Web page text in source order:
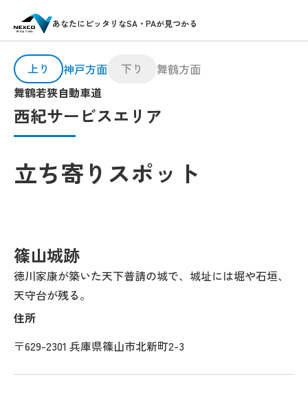
あなたにピッタリなSA・PAが見つかる
舞鶴若狭自動車道
西紀サービスエリア
上り 神戸方面 下り 舞鶴方面
立ち寄りスポット
篠山城跡
徳川家康が築いた天下普請の城で、城址には堀や石垣、
天守台が残る。
住所
〒629-2301 兵庫県篠山市北新町2-3